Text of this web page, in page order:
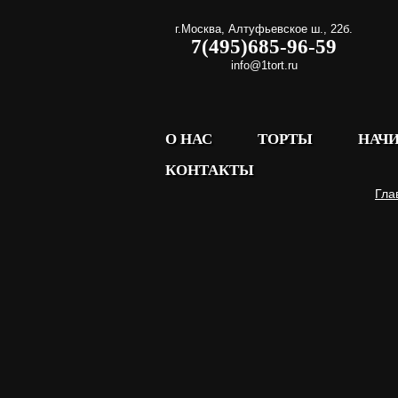
г.Москва, Алтуфьевское ш., 22б.
7(495)685-96-59
info@1tort.ru
О НАС ТОРТЫ
КОНТАКТЫ